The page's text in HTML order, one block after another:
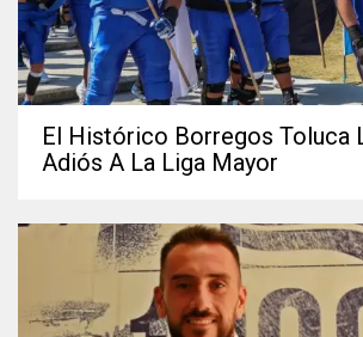
El Histórico Borregos Toluca
Adiós A La Liga Mayor